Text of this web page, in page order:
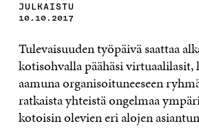
JULKAISTU
10.10.2017
Tulevaisuuden työpäivä saattaa
kotisohvalla päähäsi virtuaalilasit,
aamuna organisoituneeseen
ratkaista yhteistä ongelmaa
kotoisin olevien eri alojen